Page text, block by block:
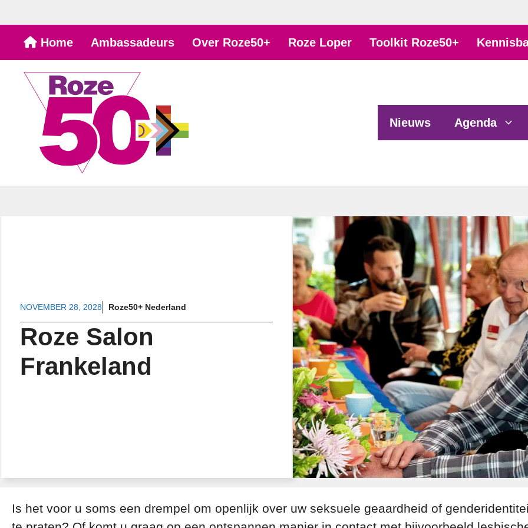
naar
inhoud
Home Ambassadeurs Over Roze50+ Roze Loper Toolkit Roze50+
Nieuws Agenda
NOVEMBER 28, 2028 Roze50+ Nederland
Roze Salon
Frankeland
Is het voor u soms een drempel om openlijk over uw seksuele geaardheid of